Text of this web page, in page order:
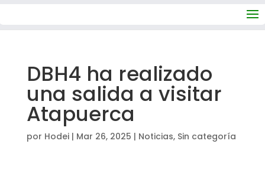
DBH4 ha realizado
una salida a visitar
Atapuerca
por Hodei| Mar 26, 2025 | Noticias, Sin categoría